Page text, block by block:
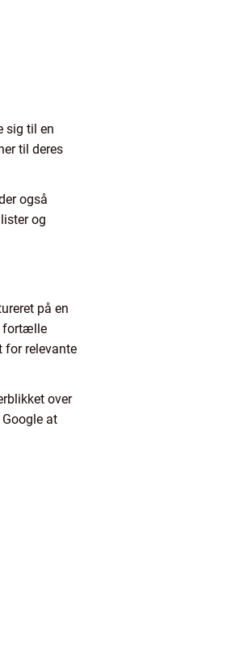
sig til en
til deres
også
og
på en
fortælle
for relevante
over
at